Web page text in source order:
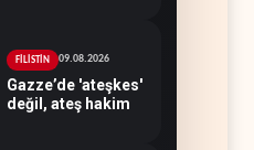
FİLİSTİN 09.08.2026
Gazze’de 'ateşkes'
değil, ateş hakim